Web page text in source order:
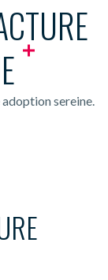
adoption sereine.